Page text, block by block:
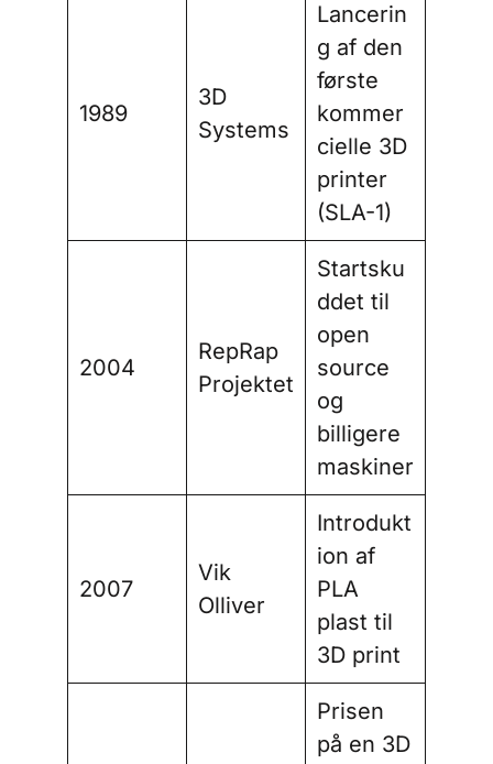
1989
3D
Systems
Lancerin
g af den
første
kommer
cielle 3D
printer
(SLA-1)
2004
RepRap
Projektet
Startsku
ddet til
open
source
og
billigere
maskiner
2007
Vik
Olliver
Introdukt
ion af
PLA
plast til
3D print
Prisen
på en 3D